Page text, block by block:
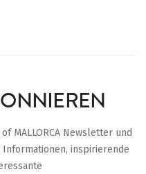
MALLORCA Newsletter und
inspirierende